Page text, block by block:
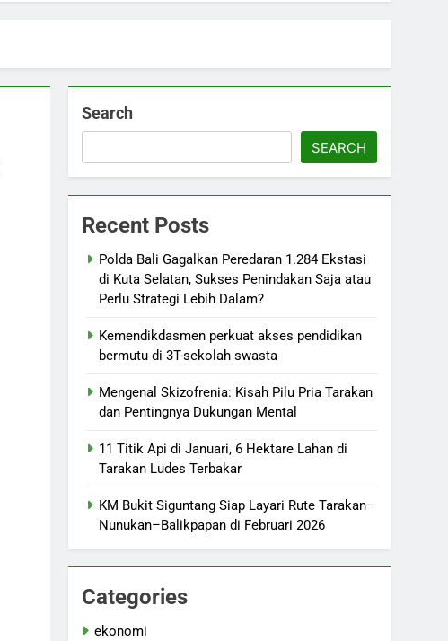
Search
SEARCH
Recent Posts
Polda Bali Gagalkan Peredaran 1.284 Ekstasi
di Kuta Selatan, Sukses Penindakan Saja atau
Perlu Strategi Lebih Dalam?
Kemendikdasmen perkuat akses pendidikan
bermutu di 3T-sekolah swasta
Mengenal Skizofrenia: Kisah Pilu Pria Tarakan
dan Pentingnya Dukungan Mental
11 Titik Api di Januari, 6 Hektare Lahan di
Tarakan Ludes Terbakar
KM Bukit Siguntang Siap Layari Rute Tarakan–
Nunukan–Balikpapan di Februari 2026
Categories
ekonomi